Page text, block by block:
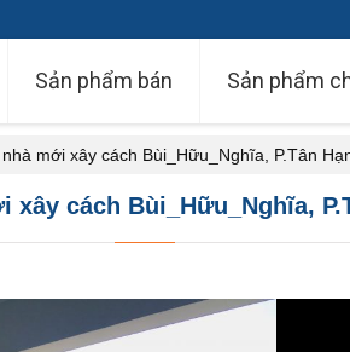
Sản phẩm bán Sản phẩm
mới xây cách Bùi_Hữu_Nghĩa, P.Tân
xây cách Bùi_Hữu_Nghĩa,